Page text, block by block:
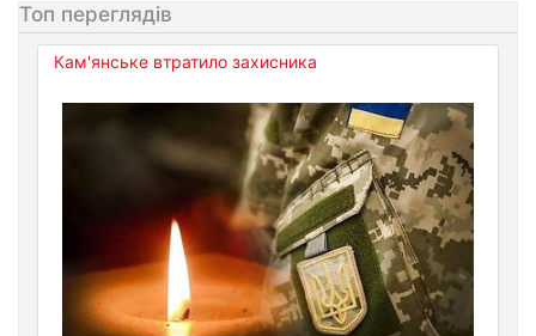
Топ переглядів
Кам'янське втратило захисника